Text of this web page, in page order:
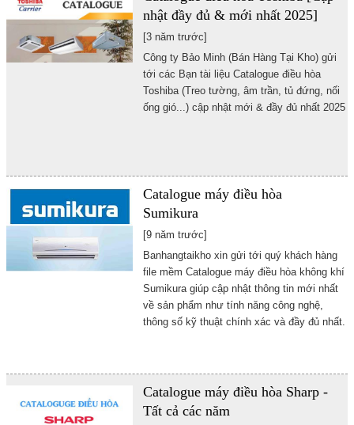
nhật đầy đủ & mới nhất 2025]
[3 năm trước]
Công ty Bảo Minh (Bán Hàng Tại Kho) gửi
tới các Bạn tài liệu Catalogue điều hòa
Toshiba (Treo tường, âm trần, tủ đứng, nối
ống gió...)cập nhật mới & đầy đủ nhất 2025
Catalogue máy điều hòa
Sumikura
[9 năm trước]
Banhangtaikho xin gửi tới quý khách hàng
file mềm Catalogue máy điều hòa không khí
Sumikura giúp cập nhật thông tin mới nhất
về sản phẩm như tính năng công nghệ,
thông số kỹ thuật chính xác và đầy đủ nhất.
Catalogue máy điều hòa Sharp -
Tất cả các năm